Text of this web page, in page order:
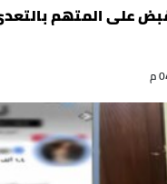
على المتهم